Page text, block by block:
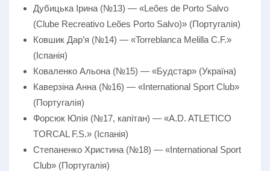
Дубицька Ірина (№13) — «Leões de Porto Salvo
(Clube Recreativo Leões Porto Salvo)» (Португалія)
Ковшик Дар’я (№14) — «Torreblanca Melilla C.F.»
(Іспанія)
Коваленко Альона (№15) — «Будстар» (Україна)
Каверзіна Анна (№16) — «International Sport Club»
(Португалія)
Форсюк Юлія (№17, капітан) — «A.D. ATLETICO
TORCAL F.S.» (Іспанія)
Степаненко Христина (№18) — «International Sport
Club» (Португалія)